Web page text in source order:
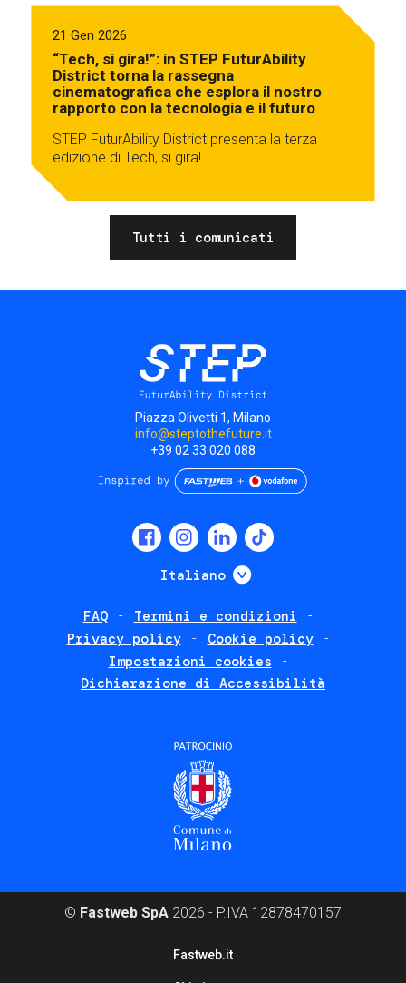
21 Gen 2026
“Tech, si gira!”: in STEP FuturAbility
District torna la rassegna
cinematografica che esplora il nostro
rapporto con la tecnologia e il futuro
STEP FuturAbility District presenta la terza
edizione di Tech, si gira!
Tutti i comunicati
Piazza Olivetti 1, Milano
info@steptothefuture.it
+39 02 33 020 088
Italiano Mostra ulteriori
FAQ
Termini e condizioni
Privacy policy
Cookie policy
Impostazioni cookies
Dichiarazione di Accessibilità
© Fastweb SpA 2026 - P.IVA 12878470157
Fastweb.it